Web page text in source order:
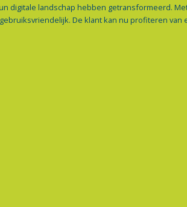
digitale landschap hebben getransformeerd.
De klant kan nu profiteren